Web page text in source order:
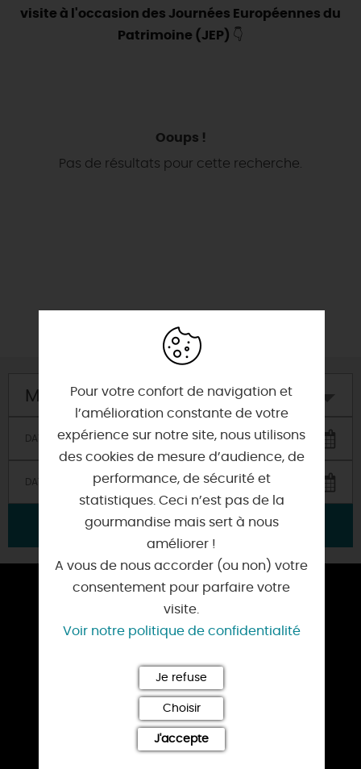
CETTE SEMAINE
visite à l'occasion des Journées Européennes du
Patrimoine (JEP) 👇
Ooups !
Pas de résultats pour cette recherche.
Mon hôtel
VALIDER
ESPACE PRESSE
TOURISME D’AFFAIRES
NOS OFFICES DE TOURISME
BROCHURES
NOS SITES
Pour votre confort de navigation et
l’amélioration constante de votre
expérience sur notre site, nous utilisons
des cookies de mesure d’audience, de
performance, de sécurité et
statistiques. Ceci n’est pas de la
gourmandise mais sert à nous
améliorer !
A vous de nous accorder (ou non) votre
consentement pour parfaire votre
visite.
Voir notre politique de confidentialité
Je refuse
Choisir
J'accepte